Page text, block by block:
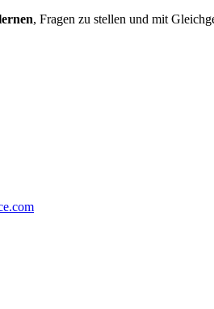
, Fragen zu stellen und mit